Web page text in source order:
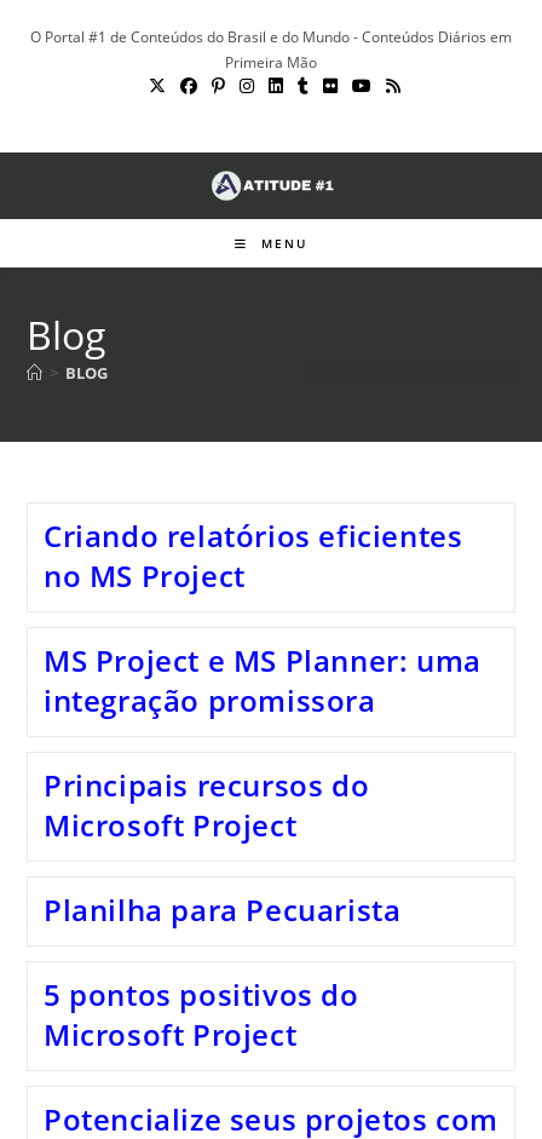
paraO Portal #1 de Conteúdos do Brasil e do Mundo - Conteúdos Diários em
Primeira Mão
MENU
Blog
> BLOG
Criando relatórios eficientes
no MS Project
MS Project e MS Planner: uma
integração promissora
Principais recursos do
Microsoft Project
Planilha para Pecuarista
5 pontos positivos do
Microsoft Project
Potencialize seus projetos com